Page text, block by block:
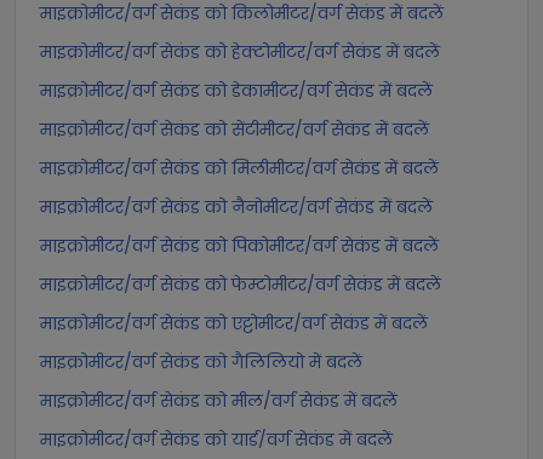
माइक्रोमीटर/वर्ग सेकंड को किलोमीटर/वर्ग सेकंड में बदलें
माइक्रोमीटर/वर्ग सेकंड को हेक्टोमीटर/वर्ग सेकंड में बदलें
माइक्रोमीटर/वर्ग सेकंड को डेकामीटर/वर्ग सेकंड में बदलें
माइक्रोमीटर/वर्ग सेकंड को सेंटीमीटर/वर्ग सेकंड में बदलें
माइक्रोमीटर/वर्ग सेकंड को मिलीमीटर/वर्ग सेकंड में बदलें
माइक्रोमीटर/वर्ग सेकंड को नैनोमीटर/वर्ग सेकंड में बदलें
माइक्रोमीटर/वर्ग सेकंड को पिकोमीटर/वर्ग सेकंड में बदलें
माइक्रोमीटर/वर्ग सेकंड को फेम्टोमीटर/वर्ग सेकंड में बदलें
माइक्रोमीटर/वर्ग सेकंड को एट्टोमीटर/वर्ग सेकंड में बदलें
माइक्रोमीटर/वर्ग सेकंड को गैलिलियो में बदलें
माइक्रोमीटर/वर्ग सेकंड को मील/वर्ग सेकंड में बदलें
माइक्रोमीटर/वर्ग सेकंड को यार्ड/वर्ग सेकंड में बदलें